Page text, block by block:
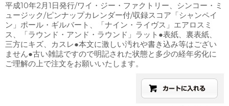
平成10年2月1日発行/ワイ・ジー・ファクトリー、シンコー・ミ
ュージック/ピンナップカレンダー付/収録スコア「シャンペイ
ン」ポール・ギルバート、「ナイン・ライヴス」エアロスミ
ス、「ラウンド・アンド・ラウンド」ラット●表紙、裏表紙、
三方にキズ、カスレ●本文に激しい汚れや書き込み等はござい
ません●古い雑誌ですので明記された状態と多少の経年劣化に
ご理解の上で注文をお願いいたします。